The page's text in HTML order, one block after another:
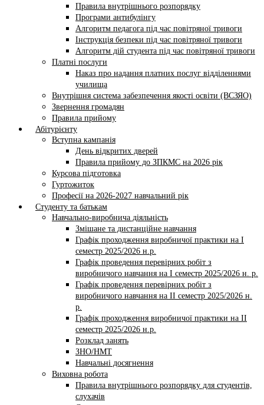
Правила внутрішнього розпорядку
Програми антибулінгу
Алгоритм педагога під час повітряної тривоги
Інструкція безпеки під час повітряної тривоги
Алгоритм дій студента під час повітряної тривоги
Платні послуги
Наказ про надання платних послуг відділеннями
училища
Внутрішня система забезпечення якості освіти (ВСЗЯО)
Звернення громадян
Правила прийому
Абітурієнту
Вступна кампанія
День відкритих дверей
Правила прийому до ЗПКМС на 2026 рік
Курсова підготовка
Гуртожиток
Професії на 2026-2027 навчальний рік
Студенту та батькам
Навчально-виробнича діяльність
Змішане та дистанційне навчання
Графік проходження виробничої практики на І
семестр 2025/2026 н.р.
Графік проведення перевірних робіт з
виробничого навчання на І семестр 2025/2026 н. р.
Графік проведення перевірних робіт з
виробничого навчання на ІI семестр 2025/2026 н.
р.
Графік проходження виробничої практики на II
семестр 2025/2026 н.р.
Розклад занять
ЗНО/НМТ
Навчальні досягнення
Виховна робота
Правила внутрішнього розпорядку для студентів,
слухачів